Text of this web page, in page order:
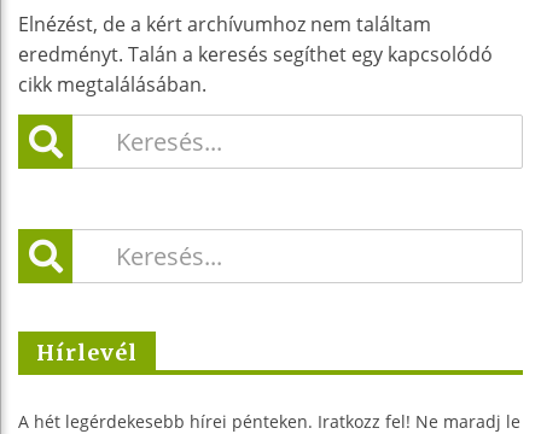
Elnézést, de a kért archívumhoz nem találtam
eredményt. Talán a keresés segíthet egy kapcsolódó
cikk megtalálásában.
Hírlevél
A hét legérdekesebb hírei pénteken. Iratkozz fel! Ne maradj le